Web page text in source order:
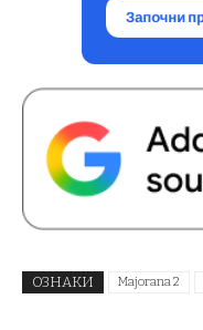
ОЗНАКИ Majorana 2